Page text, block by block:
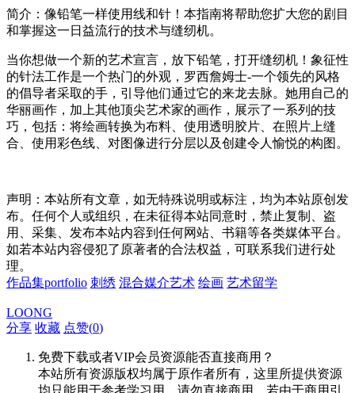
简介：像铅笔一样使用线和针！本指南将帮助您扩大您的剧目
和掌握这一日益流行的技术与缝纫机。
当你想做一个新的艺术宣言，放下铅笔，打开缝纫机！象征性
的针法工作是一个热门的外观，罗西詹姆士-一个领先的风格
的倡导者采取的手，引导他们通过它的来龙去脉。她用自己的
华丽画作，加上其他顶尖艺术家的画作，展示了一系列的技
巧，包括：将绘画转换为布料、使用透明胶片、在照片上缝
合、使用彩色线、对图像进行分层以及创建令人愉悦的构图。
声明：本站所有文章，如无特殊说明或标注，均为本站原创发
布。任何个人或组织，在未征得本站同意时，禁止复制、盗
用、采集、发布本站内容到任何网站、书籍等各类媒体平台。
如若本站内容侵犯了原著者的合法权益，可联系我们进行处
理。
作品集portfolio 刺绣 混合媒介艺术 绘画 艺术留学
LOONG
分享 收藏 点赞(0)
免费下载或者VIP会员资源能否直接商用？
本站所有资源版权均属于原作者所有，这里所提供资源
均只能用于参考学习用，请勿直接商用。若由于商用引